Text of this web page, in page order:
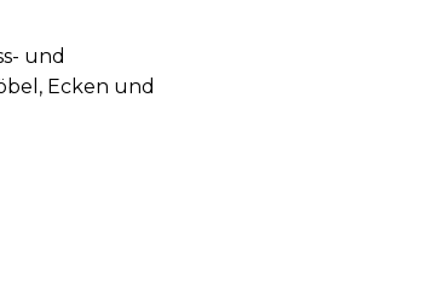
und
Ecken und